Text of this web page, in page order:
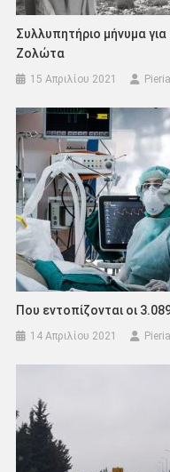
Συλλυπητήριο μήνυμα
Ζολώτα
15 Απριλίου 2021
Που εντοπίζονται οι
14 Απριλίου 2021